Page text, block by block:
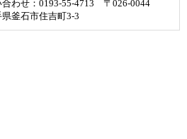
合わせ：0193-55-4713 〒026-0044
県釜石市住吉町3-3